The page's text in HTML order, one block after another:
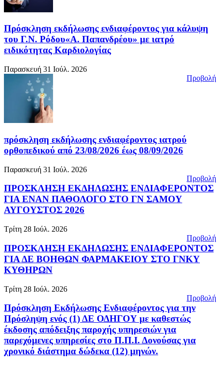
Πρόσκληση εκδήλωσης ενδιαφέροντος για κάλυψη
του Γ.Ν. Ρόδου«Α. Παπανδρέου» με ιατρό
ειδικότητας Καρδιολογίας
Παρασκευή 31 Ιούλ. 2026
Προβολή
πρόσκληση εκδήλωσης ενδιαφέροντος ιατρού
ορθοπεδικού από 23/08/2026 έως 08/09/2026
Παρασκευή 31 Ιούλ. 2026
Προβολή
ΠΡΟΣΚΛΗΣΗ ΕΚΔΗΛΩΣΗΣ ΕΝΔΙΑΦΕΡΟΝΤΟΣ
ΓΙΑ ΕΝΑΝ ΠΑΘΟΛΟΓΟ ΣΤΟ ΓΝ ΣΑΜΟΥ
ΑΥΓΟΥΣΤΟΣ 2026
Τρίτη 28 Ιούλ. 2026
Προβολή
ΠΡΟΣΚΛΗΣΗ ΕΚΔΗΛΩΣΗΣ ΕΝΔΙΑΦΕΡΟΝΤΟΣ
ΓΙΑ ΔΕ ΒΟΗΘΩΝ ΦΑΡΜΑΚΕΙΟΥ ΣΤΟ ΓΝΚΥ
ΚΥΘΗΡΩΝ
Τρίτη 28 Ιούλ. 2026
Προβολή
Πρόσκληση Εκδήλωσης Ενδιαφέροντος για την
Πρόσληψη ενός (1) ΔΕ ΟΔΗΓΟΥ με καθεστώς
έκδοσης απόδειξης παροχής υπηρεσιών για
παρεχόμενες υπηρεσίες στο Π.Π.Ι. Δονούσας για
χρονικό διάστημα δώδεκα (12) μηνών.